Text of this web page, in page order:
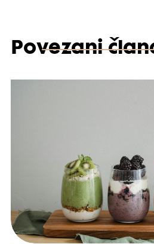
Povezani